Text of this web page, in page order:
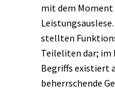
mit dem Moment
stellten
Teileliten dar; im
Begriffs existiert
beherrschende